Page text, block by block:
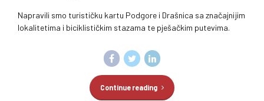
Napravili smo turističku kartu Podgore i Drašnica sa značajnijim
lokalitetima i biciklističkim stazama te pješačkim putevima.
Continue reading